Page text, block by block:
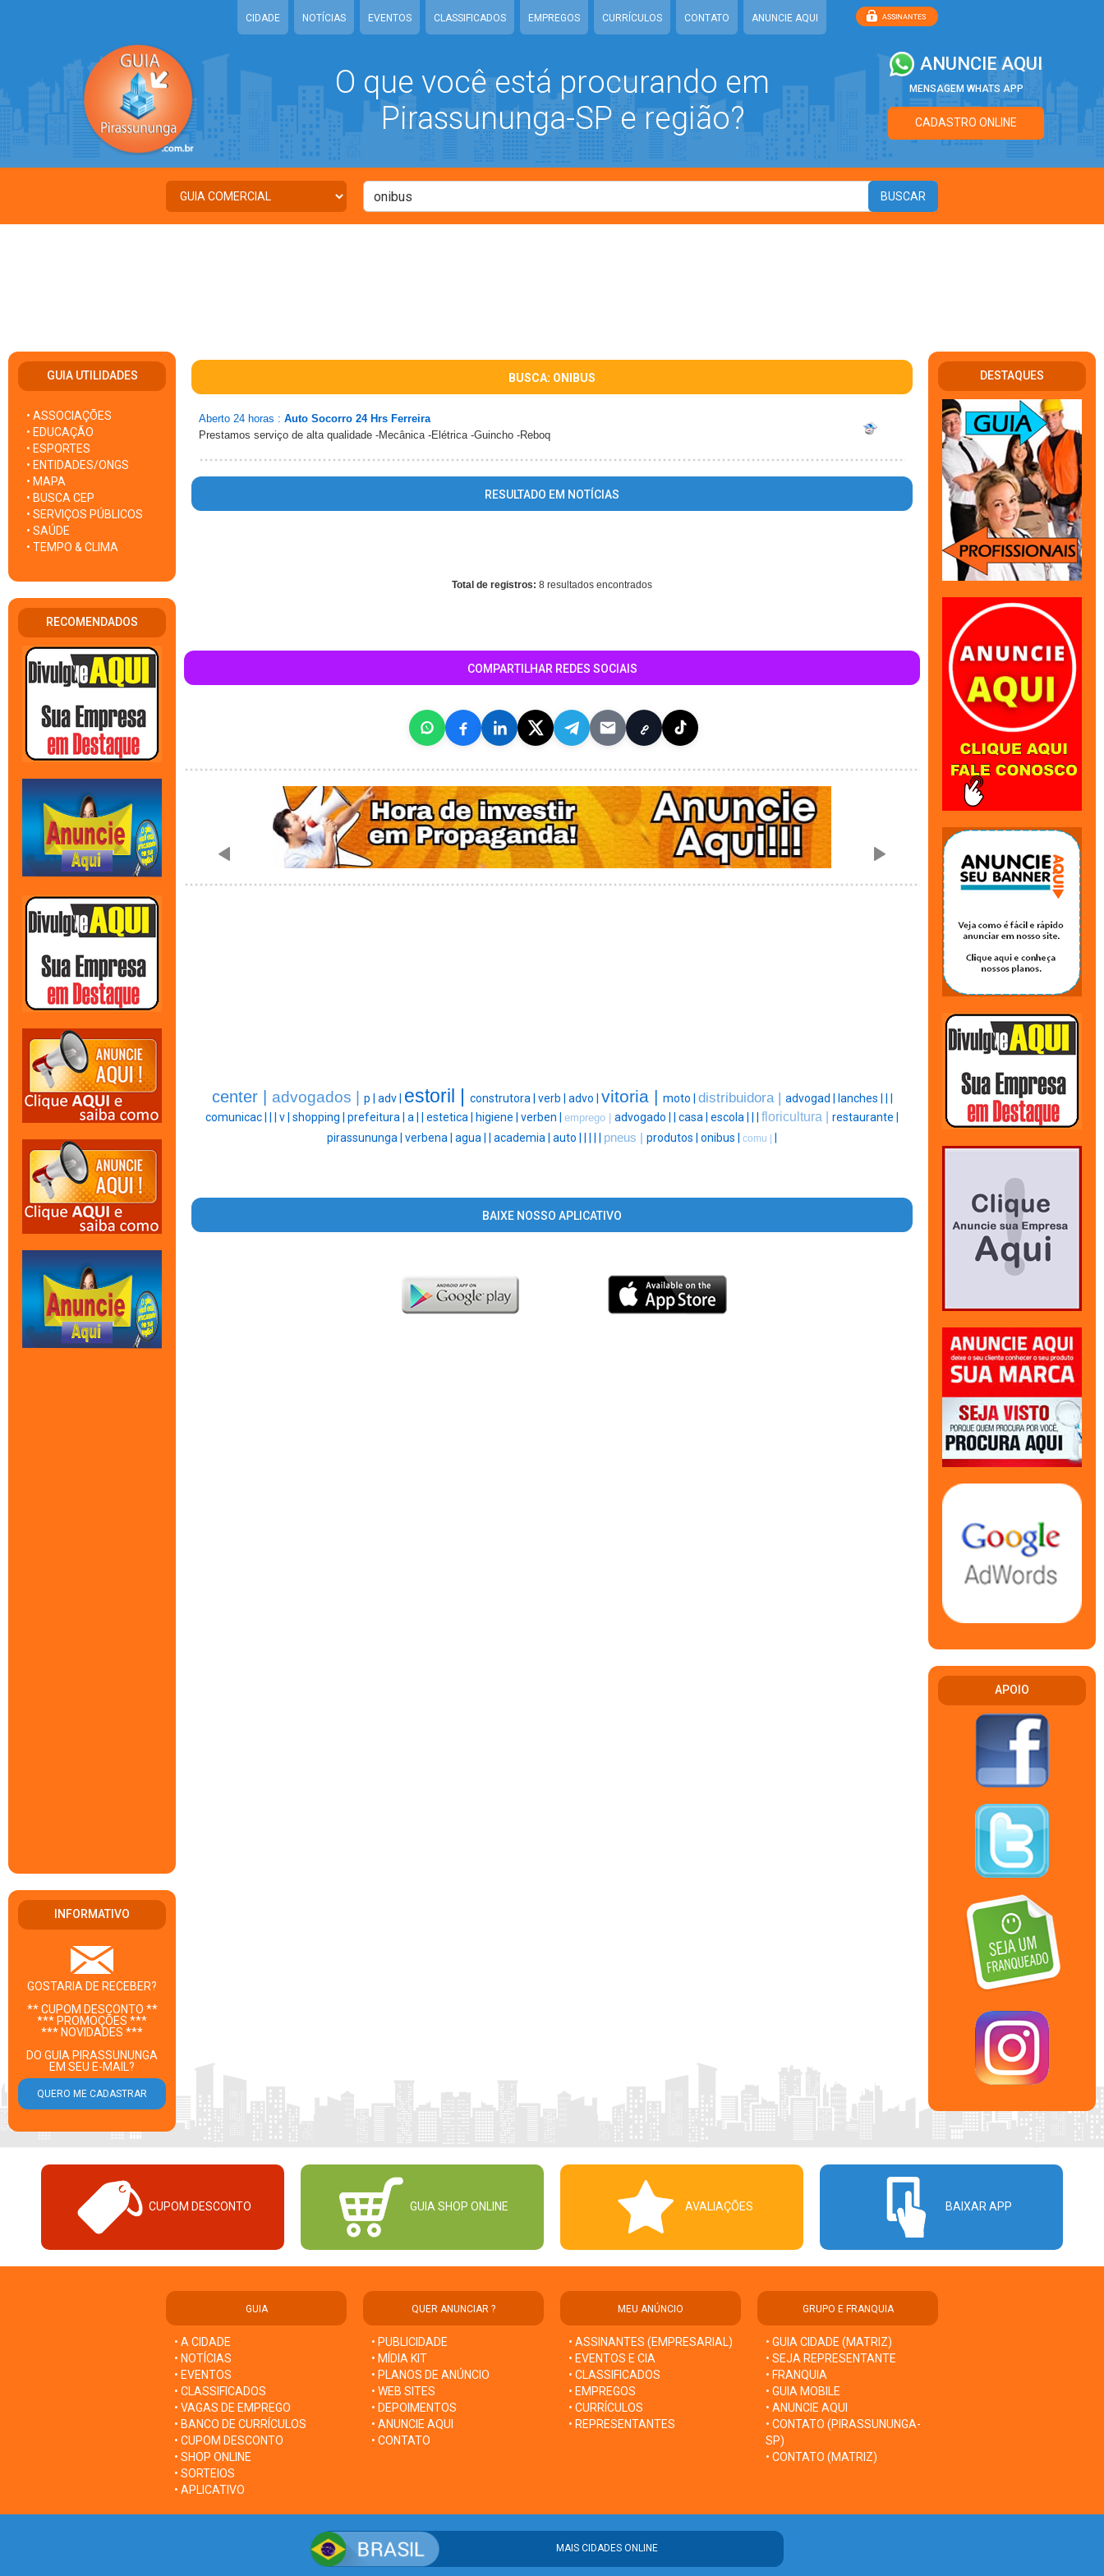
CIDADE NOTÍCIAS EVENTOS CLASSIFICADOS EMPREGOS CURRÍCULOS CONTATO ANUNCIE AQUI
O que você está procurando em
Pirassununga-SP e região?
ANUNCIE AQUI
MENSAGEM WHATS APP
CADASTRO ONLINE
GUIA UTILIDADES
• ASSOCIAÇÕES
• EDUCAÇÃO
• ESPORTES
• ENTIDADES/ONGS
• MAPA
• BUSCA CEP
• SERVIÇOS PÚBLICOS
• SAÚDE
• TEMPO & CLIMA
RECOMENDADOS
INFORMATIVO
GOSTARIA DE RECEBER?
** CUPOM DESCONTO **
*** PROMOÇÕES ***
*** NOVIDADES ***
DO GUIA PIRASSUNUNGA
EM SEU E-MAIL?
BUSCA: ONIBUS
Aberto 24 horas : Auto Socorro 24 Hrs Ferreira
Prestamos serviço de alta qualidade -Mecânica -Elétrica -Guincho -Reboq
RESULTADO EM NOTÍCIAS
Total de registros: 8 resultados encontrados
COMPARTILHAR REDES SOCIAIS
center | advogados | p | adv | estoril | construtora | verb | advo | vitoria | moto | distribuidora | advogad | lanches |
comunicac |
v | shopping | prefeitura | a | estetica | higiene | verben | emprego | advogado | casa | escola | floricultura | restaurante |
pirassununga | verbena | agua | academia | auto | pneus | produtos | onibus | comu |
BAIXE NOSSO APLICATIVO
DESTAQUES
APOIO
CUPOM DESCONTO GUIA SHOP ONLINE AVALIAÇÕES BAIXAR APP
GUIA
• A CIDADE
• NOTÍCIAS
• EVENTOS
• CLASSIFICADOS
• VAGAS DE EMPREGO
• BANCO DE CURRÍCULOS
• CUPOM DESCONTO
• SHOP ONLINE
• SORTEIOS
• APLICATIVO
QUER ANUNCIAR ?
• PUBLICIDADE
• MÍDIA KIT
• PLANOS DE ANÚNCIO
• WEB SITES
• DEPOIMENTOS
• ANUNCIE AQUI
• CONTATO
MEU ANÚNCIO
• ASSINANTES (EMPRESARIAL)
• EVENTOS E CIA
• CLASSIFICADOS
• EMPREGOS
• CURRÍCULOS
• REPRESENTANTES
GRUPO E FRANQUIA
• GUIA CIDADE (MATRIZ)
• SEJA REPRESENTANTE
• FRANQUIA
• GUIA MOBILE
• ANUNCIE AQUI
• CONTATO (PIRASSUNUNGA-
SP)
• CONTATO (MATRIZ)
MAIS CIDADES ONLINE